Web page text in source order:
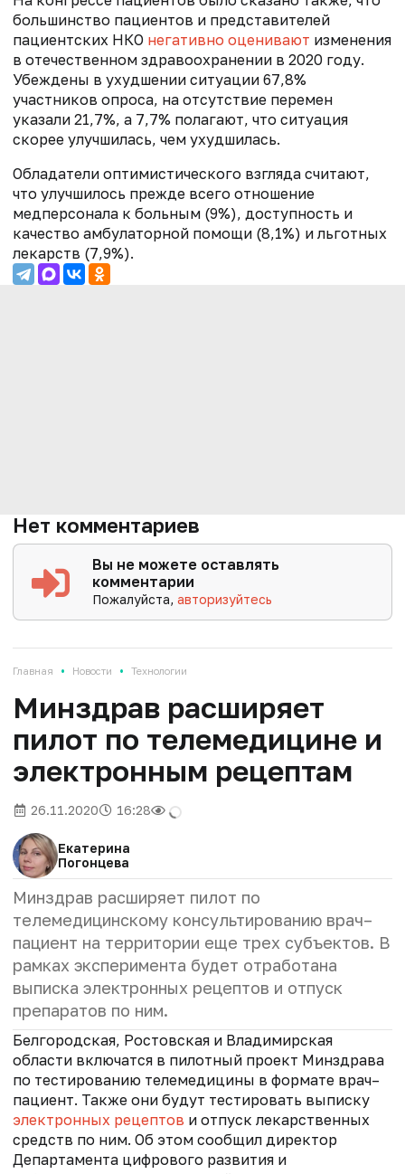
большинство пациентов и представителей
пациентских НКО негативно оценивают изменения
в отечественном здравоохранении в 2020 году.
Убеждены в ухудшении ситуации 67,8%
участников опроса, на отсутствие перемен
указали 21,7%, а 7,7% полагают, что ситуация
скорее улучшилась, чем ухудшилась.
Обладатели оптимистического взгляда считают,
что улучшилось прежде всего отношение
медперсонала к больным (9%), доступность и
качество амбулаторной помощи (8,1%) и льготных
лекарств (7,9%).
Нет комментариев
Вы не можете оставлять
комментарии
Пожалуйста,авторизуйтесь
Главная • Новости • Технологии
Минздрав расширяет
пилот по телемедицине и
электронным рецептам
26.11.2020 16:28
Екатерина
Погонцева
Минздрав расширяет пилот по
телемедицинскому консультированию врач–
пациент на территории еще трех субъектов. В
рамках эксперимента будет отработана
выписка электронных рецептов и отпуск
препаратов по ним.
Белгородская, Ростовская и Владимирская
области включатся в пилотный проект Минздрава
по тестированию телемедицины в формате врач–
пациент. Также они будут тестировать выписку
электронных рецептов и отпуск лекарственных
средств по ним. Об этом сообщил директор
Департамента цифрового развития и